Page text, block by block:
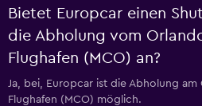
Bietet Europcar einen
die Abholung vom
Flughafen (MCO) an?
Ja, bei, Europcar ist die Abholung am
Flughafen (MCO) möglich.